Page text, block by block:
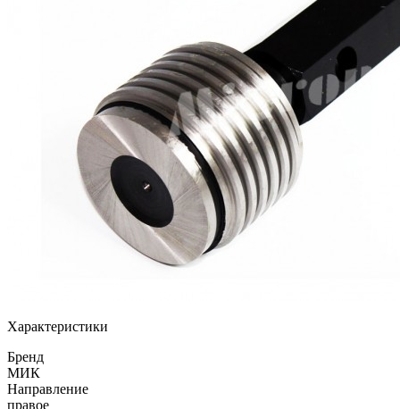
Характеристики
Бренд
МИК
Направление
правое